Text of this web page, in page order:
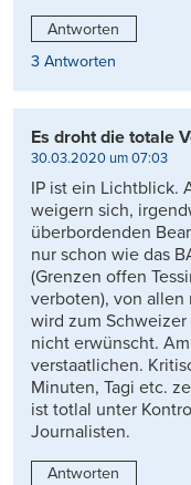
Antworten
3 Antworten
Es droht die totale
30.03.2020 um 07:03
IP ist ein Lichtblick.
weigern sich,
überbordenden
nur schon wie das
(Grenzen offen
verboten), von allen
wird zum
nicht erwünscht.
verstaatlichen.
Minuten, Tagi etc.
ist totlal unter
Journalisten.
Antworten